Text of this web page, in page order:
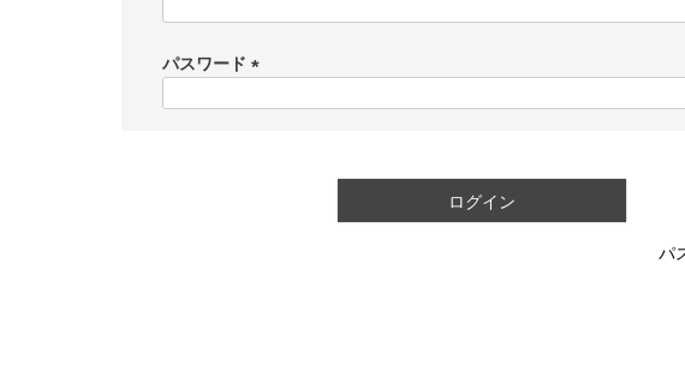
)
パスワード
ログイン
パ